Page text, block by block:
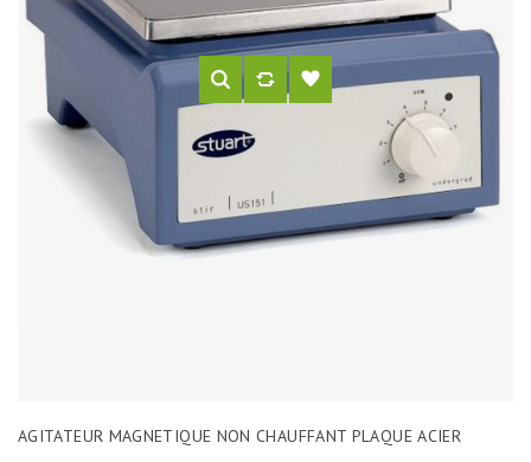
AGITATEUR MAGNETIQUE NON CHAUFFANT PLAQUE ACIER